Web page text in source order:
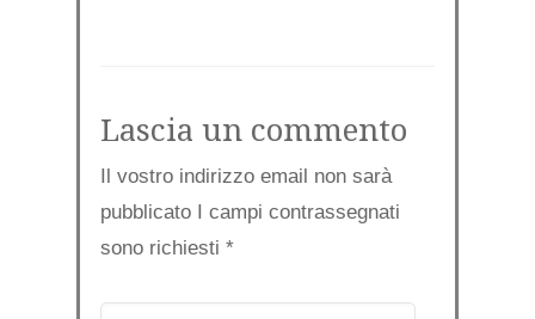
Lascia un commento
Il vostro indirizzo email non sarà
pubblicato I campi contrassegnati
sono richiesti *